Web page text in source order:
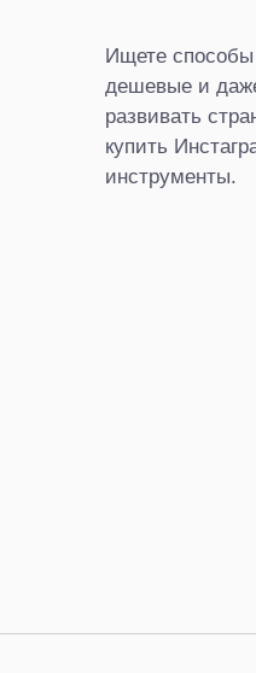
Ищете способы
дешевые и
развивать
купить
инструменты.